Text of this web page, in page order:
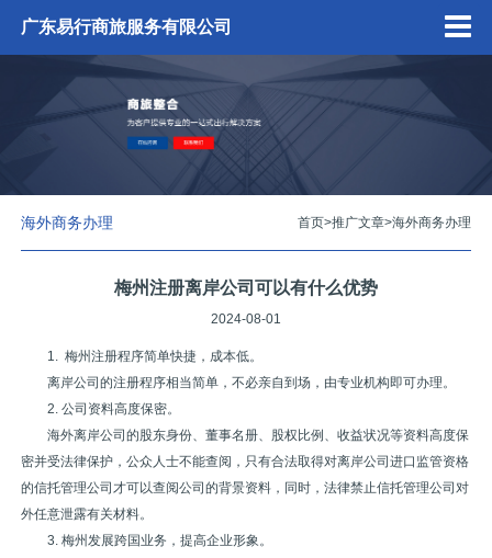
广东易行商旅服务有限公司
海外商务办理 首页>推广文章>海外商务办理
梅州注册离岸公司可以有什么优势
2024-08-01
1. 梅州注册程序简单快捷，成本低。
离岸公司的注册程序相当简单，不必亲自到场，由专业机构即可办理。
2. 公司资料高度保密。
海外离岸公司的股东身份、董事名册、股权比例、收益状况等资料高度保
密并受法律保护，公众人士不能查阅，只有合法取得对离岸公司进口监管资格
的信托管理公司才可以查阅公司的背景资料，同时，法律禁止信托管理公司对
外任意泄露有关材料。
3. 梅州发展跨国业务，提高企业形象。